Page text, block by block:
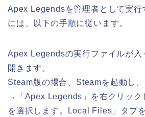
Apex Legendsを管理者として実行
には、以下の手順に従います。
Apex Legendsの実行ファイルが入
開きます。
Steam版の場合、Steamを起動し、
→「Apex Legends」を右クリック
を選択します。Local Files」タブ